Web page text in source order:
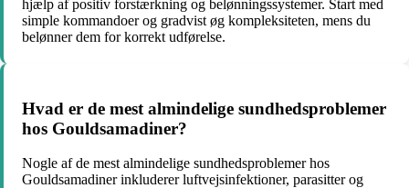
hjælp af positiv forstærkning og belønningssystemer. Start med
simple kommandoer og gradvist øg kompleksiteten, mens du
belønner dem for korrekt udførelse.
Hvad er de mest almindelige sundhedsproblemer
hos Gouldsamadiner?
Nogle af de mest almindelige sundhedsproblemer hos
Gouldsamadiner inkluderer luftvejsinfektioner, parasitter og